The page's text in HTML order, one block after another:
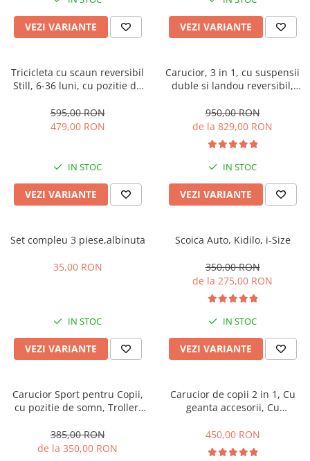
Bluze, pieptarase, mentite
Ciorapi
Pantaloni de exterior
Bluze si pulovere
Hainute bumbac organic
Bluze, pieptarase, mentite
Pantaloni de exterior
Bluze si pulovere
Babetele
Cos depozitare jucarii
Jocuri educative si de societate
Mingii
Jucarii gonflabile
Jucarii de nisip
Trotinete si biciclete
Carucioare papusi
Incaltaminte de panza
VEZI VARIANTE VEZI VARIANTE
Tricicleta cu scaun reversibil
Still, 6-36 luni, cu pozitie de
cu lumini si muzica, SL07
595,00 RON
479,00 RON
IN STOC
VEZI VARIANTE
Carucior, 3 in 1, cu suspensii
duble si landou reversibil,
luni - 3 ani, Original L-Sun
950,00 RON
de la 829,00 RON
IN STOC
VEZI VARIANTE
Set compleu 3 piese,albinuta
35,00 RON
IN STOC
VEZI VARIANTE
Scoica Auto, Kidilo, i-Size
350,00 RON
de la 275,00 RON
IN STOC
VEZI VARIANTE
Carucior Sport pentru Copii,
cu pozitie de somn, Troller,
Tehnologia inovatoare One-
Hand Folding
385,00 RON
de la 350,00 RON
Carucior de copii 2 in 1, Cu
geanta accesorii, Cu
Pliabil ergonomic, Belecoo,
roz
450,00 RON